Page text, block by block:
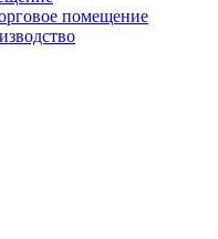
помещение